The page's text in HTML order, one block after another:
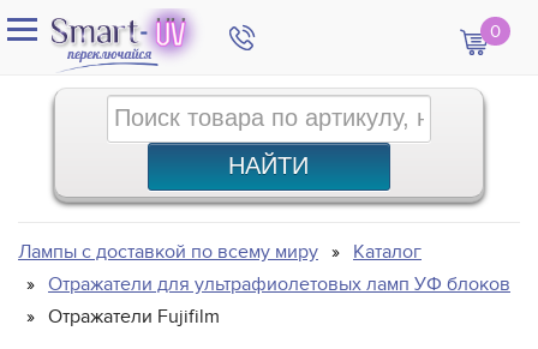
0
Лампы с доставкой по всему миру
Каталог
Отражатели для ультрафиолетовых ламп УФ блоков
Отражатели Fujifilm